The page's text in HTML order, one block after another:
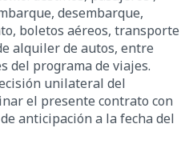
desembarque,
boletos aéreos, transporte
alquiler de autos, entre
del programa de viajes.
unilateral del
el presente contrato con
anticipación a la fecha del